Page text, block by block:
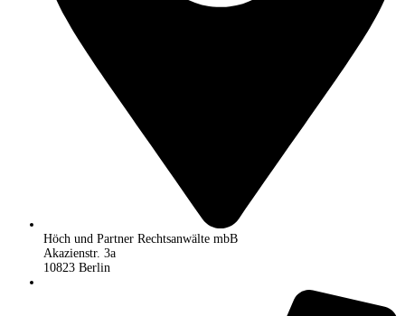
Höch und Partner Rechtsanwälte mbB
Akazienstr. 3a
10823 Berlin